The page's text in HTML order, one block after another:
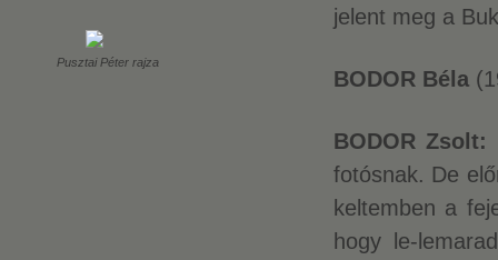
jelent meg a
BODOR Béla
BODOR Zsolt:
fotósnak. De
keltemben a
hogy le-
Pusztai Péter rajza